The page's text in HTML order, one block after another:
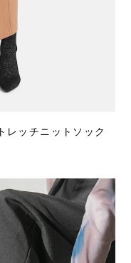
レッチニットソック